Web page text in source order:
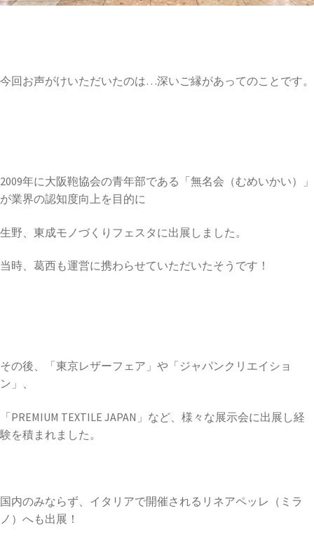
今回お声がけいただいたのは…深いご縁があってのことです。
2009年に大阪鞄協会の青年部である「無名会（むめいかい）」
が業界の認知度向上を目的に
生野、東成モノづくりフェスタに出展しました。
当時、葛西も運営に携わらせていただいたそうです！
その後、「東京レザーフェア」や「ジャパンクリエイショ
ン」、
「PREMIUM TEXTILE JAPAN」など、様々な展示会に出展し経
験を積まれました。
国内のみならず、イタリアで開催されるリネアペッレ（ミラ
ノ）へも出展！